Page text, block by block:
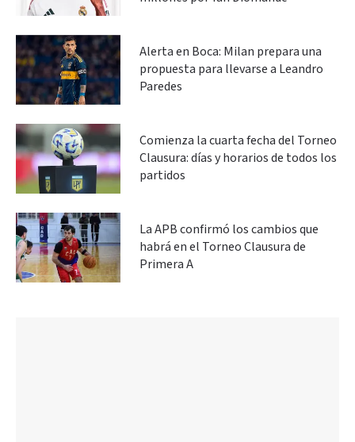
Alerta en Boca: Milan prepara una
propuesta para llevarse a Leandro
Paredes
Comienza la cuarta fecha del Torneo
Clausura: días y horarios de todos los
partidos
La APB confirmó los cambios que
habrá en el Torneo Clausura de
Primera A